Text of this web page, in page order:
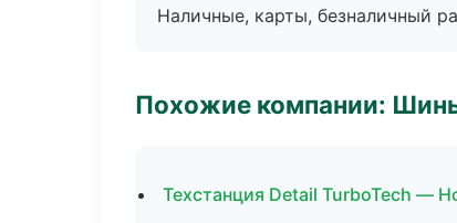
Наличные, карты, безналичный
Похожие компании:
Техстанция Detail TurboTech —